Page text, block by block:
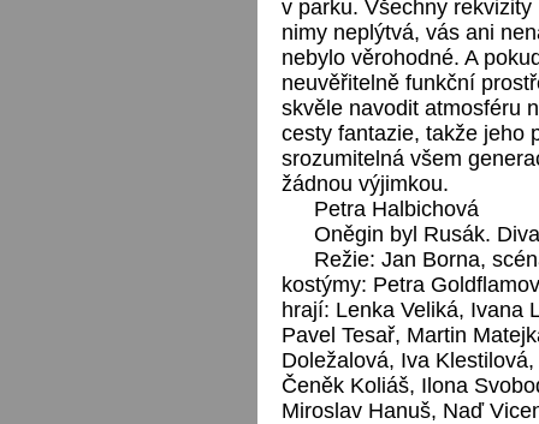
v parku. Všechny
nimy neplýtvá, vás ani
nebylo věrohodné. A
neuvěřitelně funkční
skvěle navodit atmosféru
cesty fantazie, takže jeho
srozumitelná všem
žádnou výjimkou.
Petra Halbichová
Oněgin byl Rusák.
Režie: Jan Borna,
kostýmy: Petra
hrají: Lenka Veliká, Ivana
Pavel Tesař, Martin
Doležalová, Iva
Čeněk Koliáš, Ilona
Miroslav Hanuš, Naď